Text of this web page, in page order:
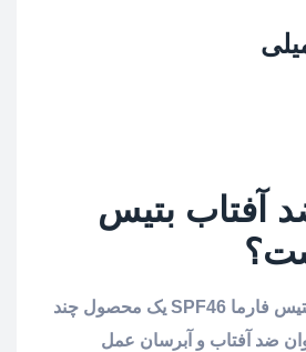
آفتاب بتیس
ژل کرم ضد آفتاب بتیس فارما SPF46 یک محصول چند
ضد آفتاب و آبرسان عمل